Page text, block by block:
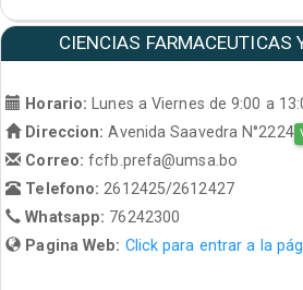
CIENCIAS FARMACEUTICAS
Horario: Lunes a Viernes de 9:00 a
Direccion: Avenida Saavedra N°2224
Correo:fcfb.prefa@umsa.bo
Telefono:2612425/2612427
Whatsapp: 76242300
Pagina Web: Click para entrar a la